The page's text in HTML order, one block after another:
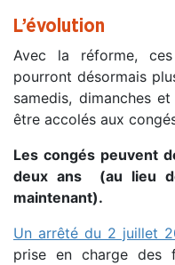
L’évolution
Avec la réforme,
pourront désormais
samedis, dimanches
être accolés aux
Les congés peuvent
deux ans (au lieu
maintenant).
Un arrêté du 2 juillet
prise en charge des